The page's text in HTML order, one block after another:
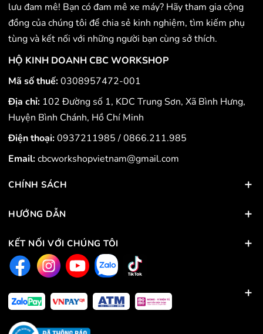
lưu đam mê! Bạn có đam mê xe máy? Hãy tham gia cộng
đồng của chúng tôi để chia sẻ kinh nghiệm, tìm kiếm phụ
tùng và kết nối với những người bạn cùng sở thích.
HỘ KINH DOANH CBC WORKSHOP
Mã số thuế:0308957472-001
Địa chỉ: 102 Đường số 1, KDC Trung Sơn, Xã Bình Hưng,
Huyện Bình Chánh, Hồ Chí Minh
Điện thoại:0937211985/0866.211.985
Email:cbcworkshopvietnam@gmail.com
CHÍNH SÁCH
HƯỚNG DẪN
KẾT NỐI VỚI CHÚNG TÔI